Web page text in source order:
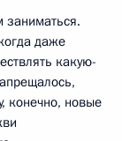
заниматься.
даже
какую-
конечно, новые